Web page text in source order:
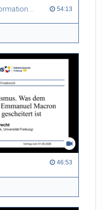
Between tradition and transformation: how owners, advisers and institutions co-create knowledge for resilient forests in Europe 54:13
46:53